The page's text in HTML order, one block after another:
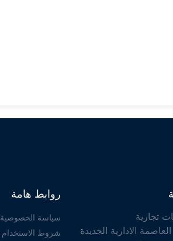
تجارية
الادارية الجديدة
روابط هامة
سياسة الخصوصية
شروط الاستخدام